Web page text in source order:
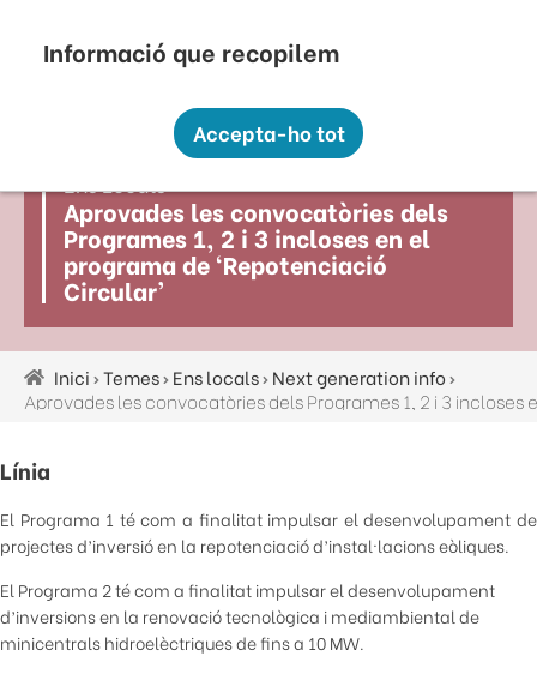
contingut
Ens Locals
Aprovades les convocatòries dels
Programes 1, 2 i 3 incloses en el
programa de ‘Repotenciació
Circular’
d'ariadna
Inici Temes Ens locals Next generation info
Línia
El Programa 1 té com a finalitat impulsar el desenvolupament de
projectes d’inversió en la repotenciació d’instal·lacions eòliques.
El Programa 2 té com a finalitat impulsar el desenvolupament
d’inversions en la renovació tecnològica i mediambiental de
minicentrals hidroelèctriques de fins a 10 MW.
personal amb les següents finalitats:
Funcionalitat, Analítica.
Més informació
Canviar preferències
Accepta-ho tot